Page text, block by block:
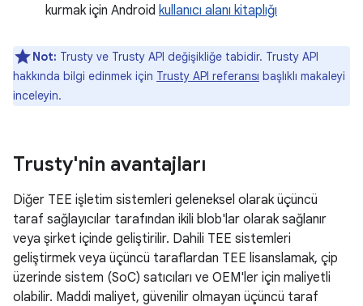
kurmak için Android kullanıcı alanı kitaplığı
Not: Trusty ve Trusty API değişikliğe tabidir. Trusty API
hakkında bilgi edinmek için Trusty API referansı başlıklı makaleyi
inceleyin.
Trusty'nin avantajları
Diğer TEE işletim sistemleri geleneksel olarak üçüncü
taraf sağlayıcılar tarafından ikili blob'lar olarak sağlanır
veya şirket içinde geliştirilir. Dahili TEE sistemleri
geliştirmek veya üçüncü taraflardan TEE lisanslamak, çip
üzerinde sistem (SoC) satıcıları ve OEM'ler için maliyetli
olabilir. Maddi maliyet, güvenilir olmayan üçüncü taraf